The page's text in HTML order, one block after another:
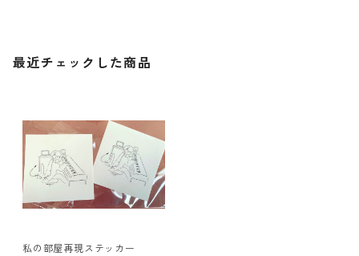
最近チェックした商品
私の部屋再現ステッカー